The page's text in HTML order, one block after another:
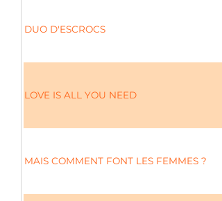
DUO D'ESCROCS
LOVE IS ALL YOU NEED
MAIS COMMENT FONT LES FEMMES ?